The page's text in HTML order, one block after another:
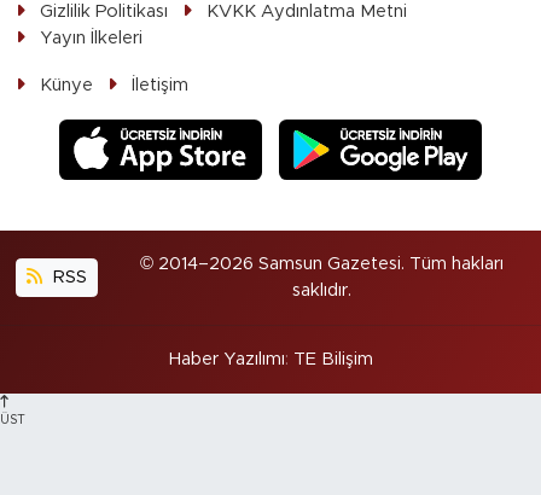
Gizlilik Politikası
KVKK Aydınlatma Metni
Yayın İlkeleri
Künye İletişim
RSS
© 2014–2026 Samsun Gazetesi. Tüm hakları
saklıdır.
Haber Yazılımı: TE Bilişim
ÜST